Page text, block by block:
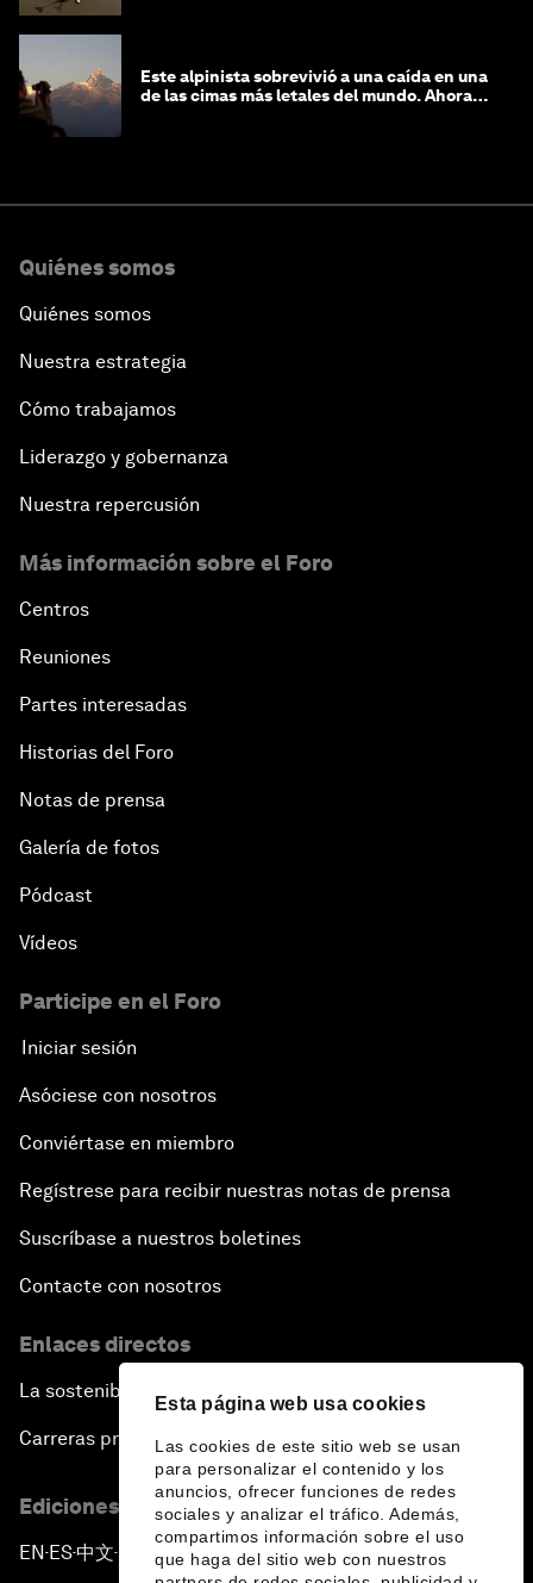
Esta página web usa cookies
Las cookies de este sitio web se usan
para personalizar el contenido y los
anuncios, ofrecer funciones de redes
sociales y analizar el tráfico. Además,
compartimos información sobre el uso
que haga del sitio web con nuestros
Este alpinista sobrevivió a una caída en una
de las cimas más letales del mundo. Ahora
Quiénes somos
Quiénes somos
Nuestra estrategia
Cómo trabajamos
Liderazgo y gobernanza
Nuestra repercusión
Más información sobre el Foro
Centros
Reuniones
Partes interesadas
Historias del Foro
Notas de prensa
Galería de fotos
Pódcast
Vídeos
Participe en el Foro
Iniciar sesión
Asóciese con nosotros
Conviértase en miembro
Regístrese para recibir nuestras notas de prensa
Suscríbase a nuestros boletines
Contacte con nosotros
Enlaces directos
La sostenibilidad en el Foro
Carreras profesionales
Ediciones en otros idiomas
EN ▪ES▪中文▪ 日本語